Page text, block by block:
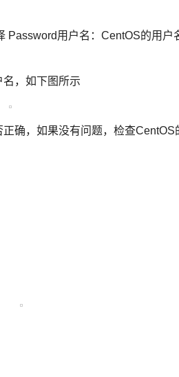
用户名：CentOS的用户
，如下图所示
确，如果没有问题，检查CentOS